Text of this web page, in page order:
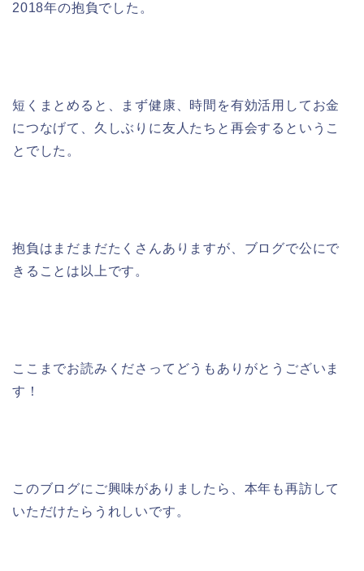
2018年の抱負でした。
短くまとめると、まず健康、時間を有効活用してお金
につなげて、久しぶりに友人たちと再会するというこ
とでした。
抱負はまだまだたくさんありますが、ブログで公にで
きることは以上です。
ここまでお読みくださってどうもありがとうございま
す！
このブログにご興味がありましたら、本年も再訪して
いただけたらうれしいです。